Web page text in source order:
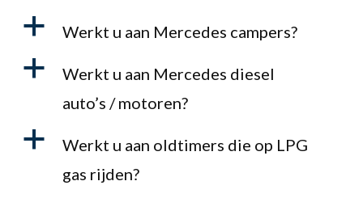
a Werkt u aan Mercedes campers?
a
Werkt u aan Mercedes diesel
auto’s / motoren?
a
Werkt u aan oldtimers die op LPG
gas rijden?